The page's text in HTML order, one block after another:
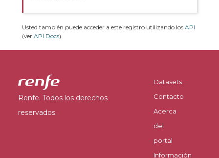
Usted también puede acceder a este registro utilizando los API
(ver API Docs).
Renfe. Todos los derechos
reservados.
Datasets
Contacto
Acerca
del
portal
Información